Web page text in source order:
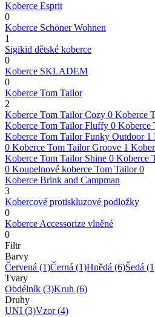
Koberce Esprit
0
Koberce Schöner Wohnen
1
Sigikid dětské koberce
0
Koberce SKLADEM
0
Koberce Tom Tailor
2
Koberce Tom Tailor Cozy 0 Koberce
Koberce Tom Tailor Fluffy 0 Koberce
Koberce Tom Tailor Funky Outdoor 1
0 Koberce Tom Tailor Groove 1
Koberce Tom Tailor Shine 0 Koberce
0 Koupelnové koberce Tom Tailor0
Koberce Brink and Campman
3
Kobercové protiskluzové podložky
0
Koberce Accessorize vlněné
0
Filtr
Barvy
Červená (1)Černá (1)Hnědá (6)Šedá
Tvary
Obdélník (3)Kruh (6)
Druhy
UNI (3)Vzor(4)